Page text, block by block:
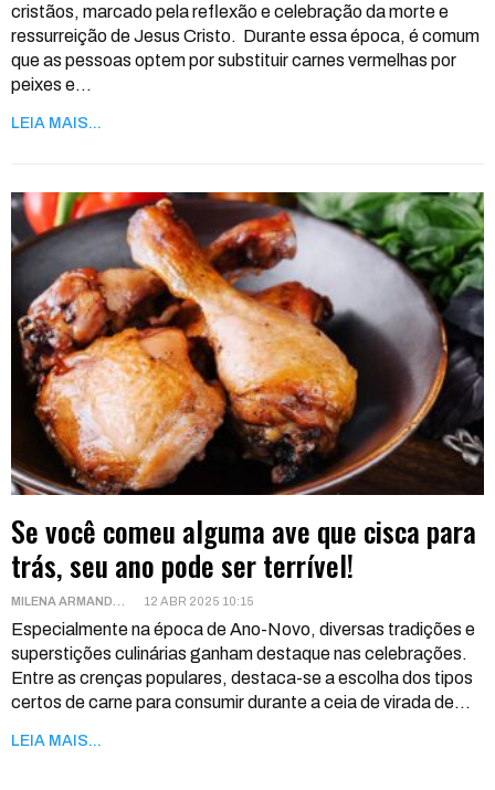
cristãos, marcado pela reflexão e celebração da morte e
ressurreição de Jesus Cristo. Durante essa época, é comum
que as pessoas optem por substituir carnes vermelhas por
peixes e…
LEIA MAIS...
Se você comeu alguma ave que cisca para
trás, seu ano pode ser terrível!
12 ABR 2025 10:15
Especialmente na época de Ano-Novo, diversas tradições e
superstições culinárias ganham destaque nas celebrações.
Entre as crenças populares, destaca-se a escolha dos tipos
certos de carne para consumir durante a ceia de virada de…
LEIA MAIS...